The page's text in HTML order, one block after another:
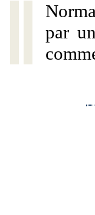
par